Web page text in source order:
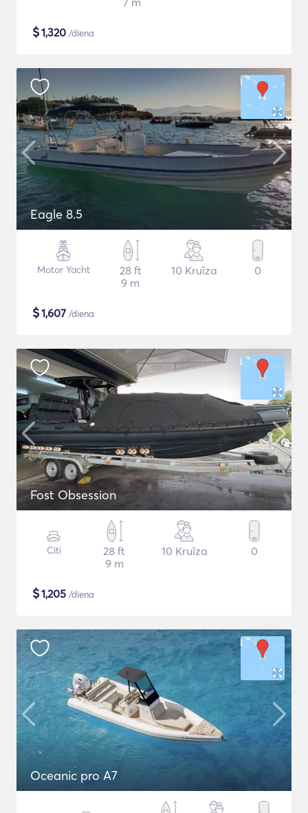
$1,320 /diena
Eagle 8.5
Motor Yacht
28 ft
9 m
10 Kruīza 0
$1,607 /diena
Fost Obsession
Citi
28 ft
9 m
10 Kruīza 0
$1,205 /diena
Oceanic pro A7